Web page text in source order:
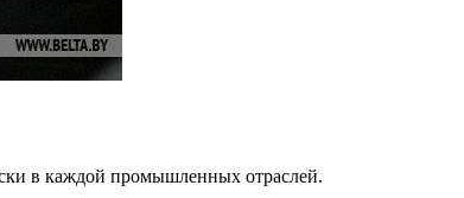
в каждой промышленных отраслей.